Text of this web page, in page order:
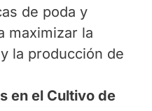
de poda y
maximizar la
la producción de
en el Cultivo de